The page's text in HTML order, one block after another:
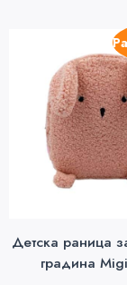
Детска раница
градина